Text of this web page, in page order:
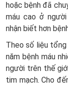
hoặc bệnh đã
máu cao ở
nhận biết hơn
Theo số liệu
năm bệnh máu
người trên thế
tim mạch. Cho